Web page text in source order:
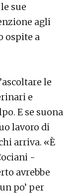
sue
agli
ospite a
le
e
E se suona
lavoro di
arriva. «È
-
avrebbe
po’ per